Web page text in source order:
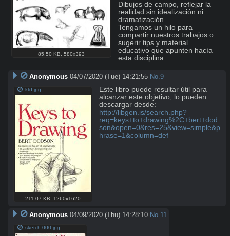
85.50 KB,580x393
Dibujos de campo, reflejar la
realidad sin idealización ni
dramatización.
Tengamos un hilo para
compartir nuestros trabajos o
sugerir tips y material
educativo que apunten hacía
esta disciplina.
Anonymous 04/07/2020 (Tue) 14:21:55 No.9
ktd.jpg
211.07 KB,1260x1620
Este libro puede resultar útil para
alcanzar este objetivo, lo pueden
http://libgen.is/search.php?
req=keys+to+drawing%2C+bert+dod
son&open=0&res=25&view=simple&p
hrase=1&column=def
Anonymous 04/09/2020 (Thu) 14:28:10 No. 11
sketch-000.jpg